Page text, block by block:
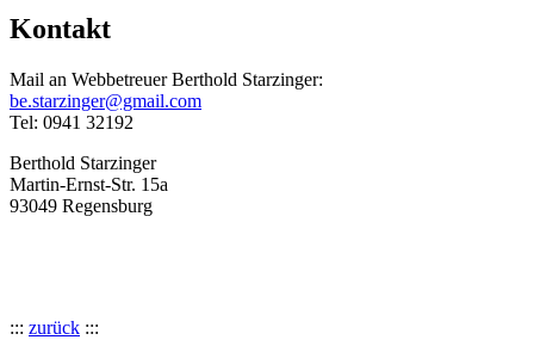
Kontakt
Mail an Webbetreuer Berthold Starzinger:
be.starzinger@gmail.com
Tel: 0941 32192
Berthold Starzinger
Martin-Ernst-Str. 15a
93049 Regensburg
::: zurück :::